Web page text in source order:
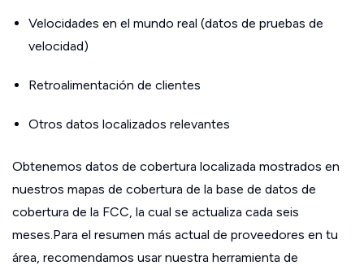
Velocidades en el mundo real (datos de pruebas de
velocidad)
Retroalimentación de clientes
Otros datos localizados relevantes
Obtenemos datos de cobertura localizada mostrados en
nuestros mapas de cobertura de la base de datos de
cobertura de la FCC, la cual se actualiza cada seis
meses.Para el resumen más actual de proveedores en tu
área, recomendamos usar nuestra herramienta de